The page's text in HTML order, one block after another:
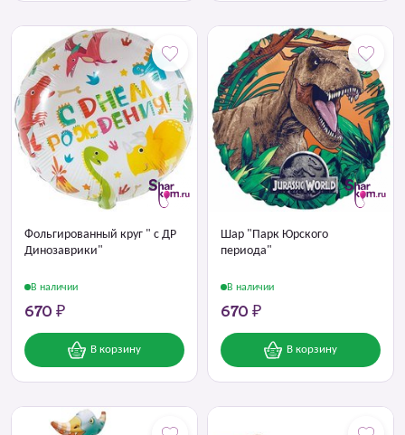
Фольгированный круг " с ДР
Динозаврики"
В наличии
670 ₽
В корзину
Шар "Парк Юрского
периода"
В наличии
670 ₽
В корзину